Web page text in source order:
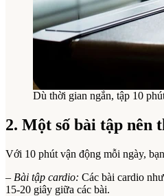
Dù thời gian ngắn, tập 10
2. Một số bài tập nên
Với 10 phút vận động mỗi ngày,
– Bài tập cardio: Các bài cardio
15-20 giây giữa các bài.